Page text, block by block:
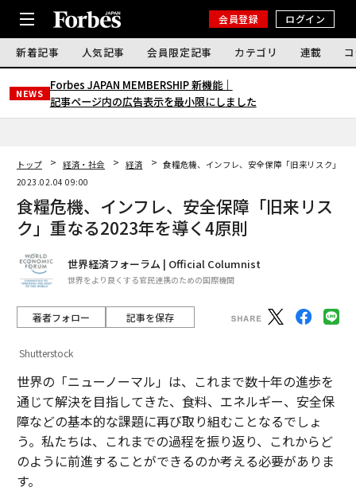
会員登録 ログイン
新着記事 人気記事 会員限定記事 カテゴリ 連載
NEWS
Forbes JAPAN MEMBERSHIP 新機能｜
記事ページ内の広告表示を最小限にしました
トップ 経済・社会 経済
食糧危機、インフレ、安全保障「旧来リスク」重
2023.02.04 09:00
食糧危機、インフレ、安全保障「旧来リス
ク」重なる2023年を導く4原則
世界経済フォーラム | Official Columnist
世界をより良くする官民連携のための国際機関
著者フォロー 記事を保存
Shutterstock
世界の「ニューノーマル」は、これまで数十年の進歩を
通じて解決を目指してきた、食料、エネルギー、安全保
障などの基本的な課題に再び取り組むことなるでしょ
う。私たちは、これまでの過程を振り返り、これからど
のように前進することができるのか考える必要がありま
す。